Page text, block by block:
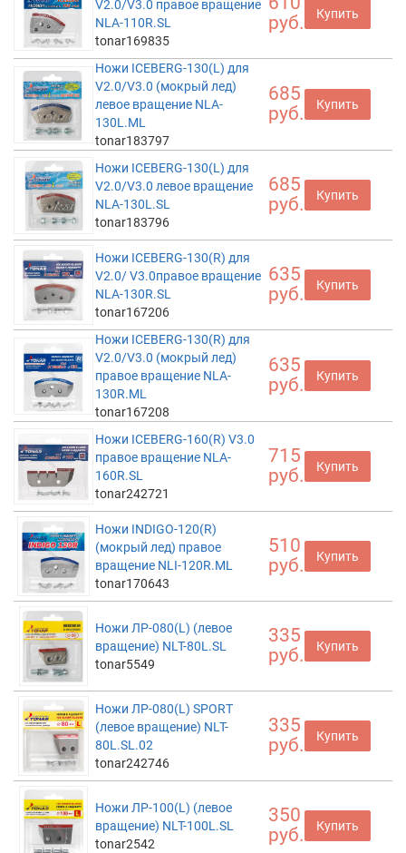
V2.0/V3.0 правое вращение
NLA-110R.SL
tonar169835
руб.
Купить
Ножи ICEBERG-130(L) для
V2.0/V3.0 (мокрый лед)
левое вращение NLA-
130L.ML
tonar183797
685
руб.
Купить
Ножи ICEBERG-130(L) для
V2.0/V3.0 левое вращение
NLA-130L.SL
tonar183796
685
руб.
Купить
Ножи ICEBERG-130(R) для
V2.0/ V3.0правое вращение
NLA-130R.SL
tonar167206
635
руб.
Купить
Ножи ICEBERG-130(R) для
V2.0/V3.0 (мокрый лед)
правое вращение NLA-
130R.ML
tonar167208
635
руб.
Купить
Ножи ICEBERG-160(R) V3.0
правое вращение NLA-
160R.SL
tonar242721
715
руб.
Купить
Ножи INDIGO-120(R)
(мокрый лед) правое
вращение NLI-120R.ML
tonar170643
510
руб.
Купить
Ножи ЛР-080(L) (левое
вращение) NLT-80L.SL
tonar5549
335
руб.
Купить
Ножи ЛР-080(L) SPORT
(левое вращение) NLT-
80L.SL.02
tonar242746
335
руб.
Купить
Ножи ЛР-100(L) (левое
вращение) NLT-100L.SL
tonar2542
350
руб.
Купить